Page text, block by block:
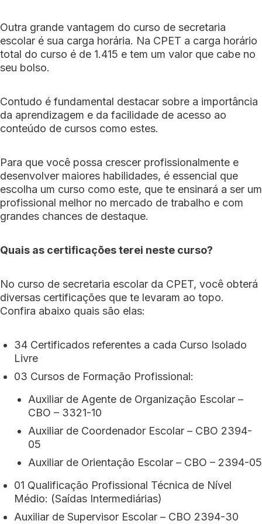
Outra grande vantagem do curso de secretaria
escolar é sua carga horária. Na CPET a carga horário
total do curso é de 1.415 e tem um valor que cabe no
seu bolso.
Contudo é fundamental destacar sobre a importância
da aprendizagem e da facilidade de acesso ao
conteúdo de cursos como estes.
Para que você possa crescer profissionalmente e
desenvolver maiores habilidades, é essencial que
escolha um curso como este, que te ensinará a ser um
profissional melhor no mercado de trabalho e com
grandes chances de destaque.
Quais as certificações terei neste curso?
No curso de secretaria escolar da CPET, você obterá
diversas certificações que te levaram ao topo.
Confira abaixo quais são elas:
34 Certificados referentes a cada Curso Isolado
Livre
03 Cursos de Formação Profissional:
Auxiliar de Agente de Organização Escolar –
CBO – 3321-10
Auxiliar de Coordenador Escolar – CBO 2394-
05
Auxiliar de Orientação Escolar – CBO – 2394-05
01 Qualificação Profissional Técnica de Nível
Médio: (Saídas Intermediárias)
Auxiliar de Supervisor Escolar – CBO 2394-30